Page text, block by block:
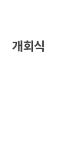
개회식